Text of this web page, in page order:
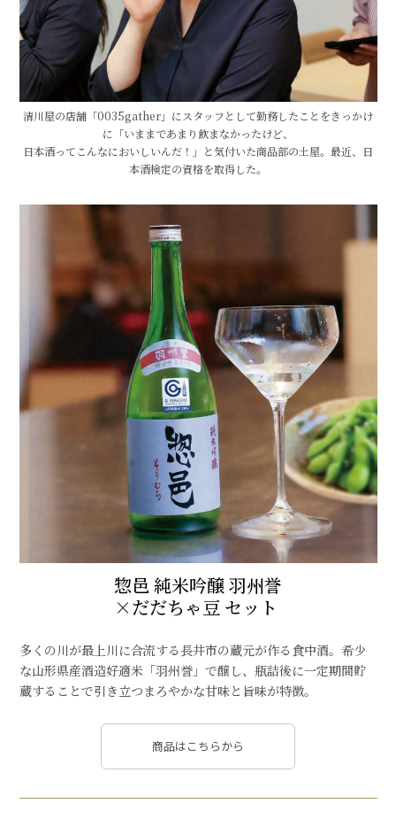
清川屋の店舗「0035gather」にスタッフとして勤務したことをきっかけ
に「いままであまり飲まなかったけど、
日本酒ってこんなにおいしいんだ！」と気付いた商品部の土屋。最近、日
本酒検定の資格を取得した。
惣邑 純米吟醸 羽州誉
×だだちゃ豆 セット
多くの川が最上川に合流する長井市の蔵元が作る食中酒。希少
な山形県産酒造好適米「羽州誉」で醸し、瓶詰後に一定期間貯
蔵することで引き立つまろやかな甘味と旨味が特徴。
商品はこちらから